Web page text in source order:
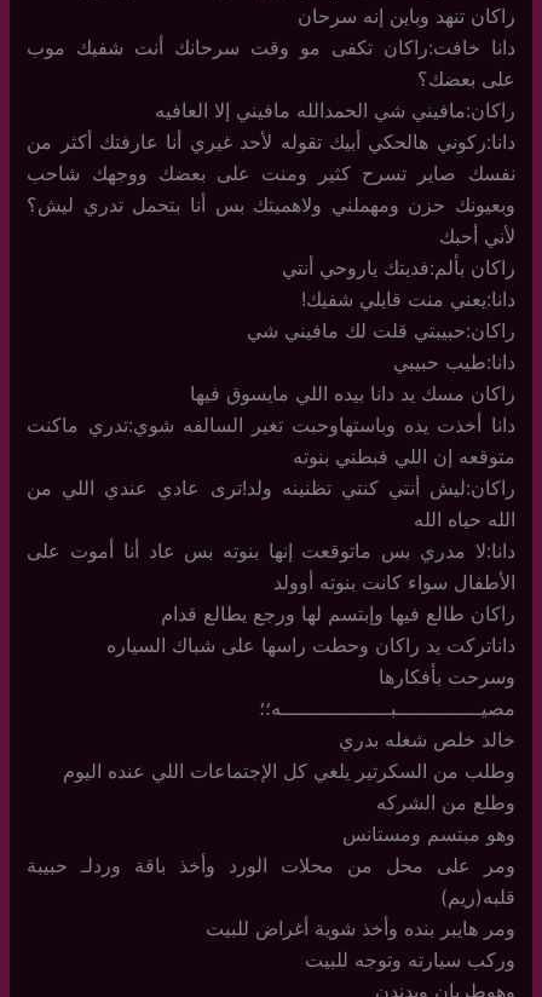
راكان تنهد وباين إنه سرحان
دانا خافت:راكان تكفى مو وقت سرحانك أنت شفيك موب
على بعضك؟
راكان:مافيني شي الحمدالله مافيني إلا العافيه
دانا:ركوني هالحكي أبيك تقوله لأحد غيري أنا عارفتك أكثر من
نفسك صاير تسرح كثير ومنت على بعضك ووجهك شاحب
وبعيونك حزن ومهملني ولاهميتك بس أنا بتحمل تدري ليش؟
لأني أحبك
راكان بألم:فديتك ياروحي أنتي
دانا:يعني منت قايلي شفيك!
راكان:حبيبتي قلت لك مافيني شي
دانا:طيب حبيبي
راكان مسك يد دانا بيده اللي مايسوق فيها
دانا أخذت يده وباستهاوحبت تغير السالفه شوي:تدري ماكنت
متوقعه إن اللي فبطني بنوته
راكان:ليش أنتي كنتي تظنينه ولد!ترى عادي عندي اللي من
الله حياه الله
دانا:لا مدري بس ماتوقعت إنها بنوته بس عاد أنا أموت على
الأطفال سواء كانت بنوته أوولد
راكان طالع فيها وإبتسم لها ورجع يطالع قدام
داناتركت يد راكان وحطت راسها على شباك السياره
وسرحت بأفكارها
مصيــــــــــــــبــــــــــــــــــه؛؛
خالد خلص شغله بدري
وطلب من السكرتير يلغي كل الإجتماعات اللي عنده اليوم
وطلع من الشركه
وهو مبتسم ومستانس
ومر على محل من محلات الورد وأخذ باقة وردلـ حبيبة
قلبه(ريم)
ومر هايبر بنده وأخذ شوية أغراض للبيت
وركب سيارته وتوجه للبيت
وهوطربان ويدندن